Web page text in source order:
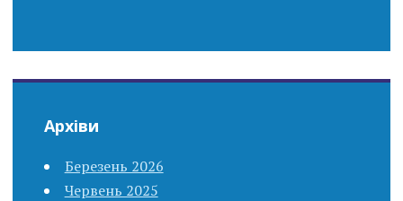
Архіви
Березень 2026
Червень 2025